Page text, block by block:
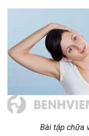
Bài tập chữa